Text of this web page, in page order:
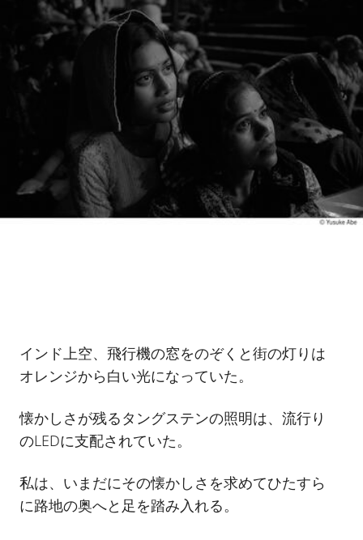
インド上空、飛行機の窓をのぞくと街の灯りは
オレンジから白い光になっていた。
懐かしさが残るタングステンの照明は、流行り
のLEDに支配されていた。
私は、いまだにその懐かしさを求めてひたすら
に路地の奥へと足を踏み入れる。